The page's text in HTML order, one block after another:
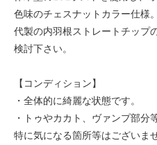
色味のチェスナットカラー仕様
代製の内羽根ストレートチップ
検討下さい。
【コンディション】
・全体的に綺麗な状態です。
・トゥやカカト、ヴァンプ部
特に気になる箇所等はございませ